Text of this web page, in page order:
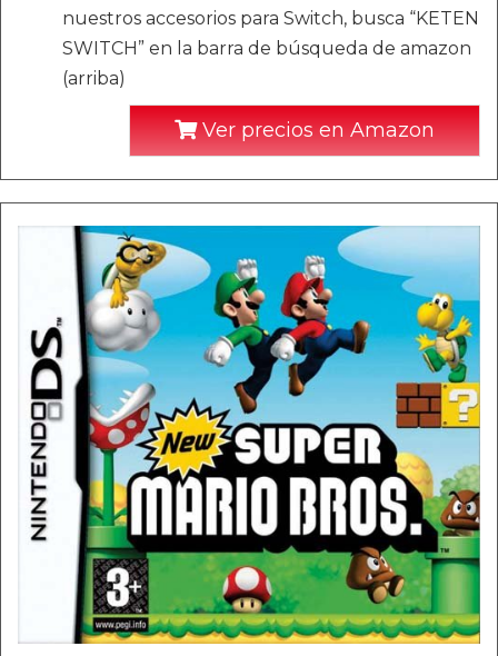
nuestros accesorios para Switch, busca “KETEN
SWITCH” en la barra de búsqueda de amazon
(arriba)
Ver precios en Amazon